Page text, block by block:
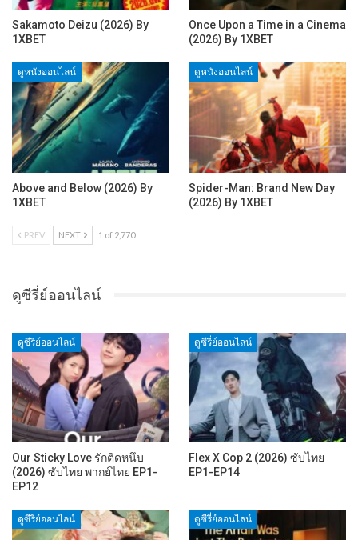
Sakamoto Deizu (2026) By
1XBET
Once Upon a Time in a Cinema
(2026) By 1XBET
ดูหนังออนไลน์
Above and Below (2026) By
1XBET
ดูหนังออนไลน์
Spider-Man: Brand New Day
(2026) By 1XBET
PREV NEXT 1 of 2,770
ดูซีรี่ย์ออนไลน์
ดูซีรี่ย์ออนไลน์
Our Sticky Love รักติดหนึบ
(2026) ซับไทย พากย์ไทย EP1-
EP12
ดูซีรี่ย์ออนไลน์
Flex X Cop 2 (2026) ซับไทย
EP1-EP14
ดูซีรี่ย์ออนไลน์ ดูซีรี่ย์ออนไลน์